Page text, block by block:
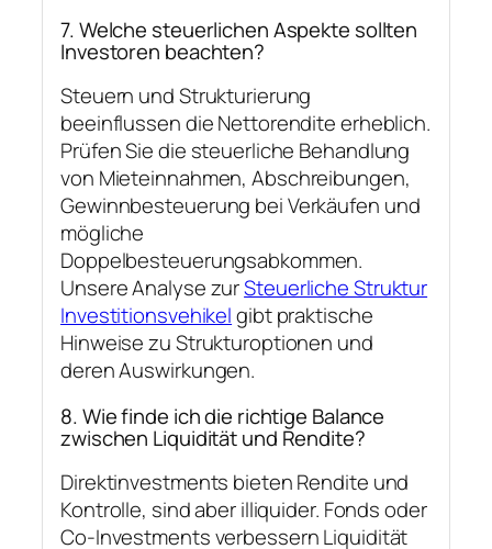
7. Welche steuerlichen Aspekte sollten
Investoren beachten?
Steuern und Strukturierung
beeinflussen die Nettorendite erheblich.
Prüfen Sie die steuerliche Behandlung
von Mieteinnahmen, Abschreibungen,
Gewinnbesteuerung bei Verkäufen und
mögliche
Doppelbesteuerungsabkommen.
Unsere Analyse zurSteuerliche Struktur
Investitionsvehikelgibt praktische
Hinweise zu Strukturoptionen und
deren Auswirkungen.
8. Wie finde ich die richtige Balance
zwischen Liquidität und Rendite?
Direktinvestments bieten Rendite und
Kontrolle, sind aber illiquider. Fonds oder
Co-Investments verbessern Liquidität